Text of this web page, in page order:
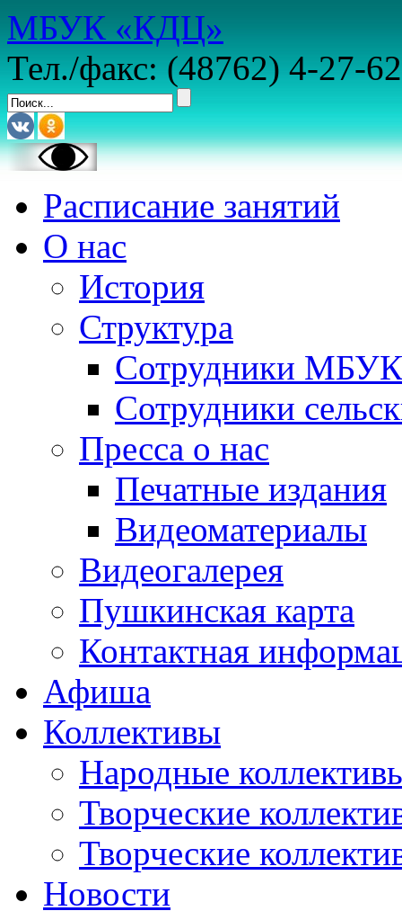
МБУК «КДЦ»
Тел./факс: (48762) 4-27-62
Расписание занятий
О нас
История
Структура
Сотрудники
Сотрудники
Пресса о нас
Печатные издания
Видеоматериалы
Видеогалерея
Пушкинская карта
Контактная
Афиша
Коллективы
Народные
Творческие
Творческие
Новости